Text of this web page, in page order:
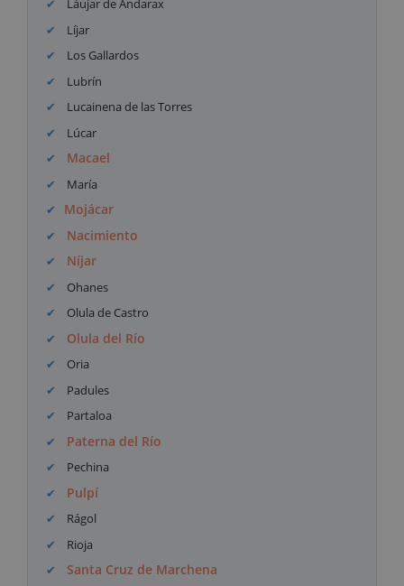
Láujar de Andarax
Líjar
Los Gallardos
Lubrín
Lucainena de las Torres
Lúcar
Macael
María
Mojácar
Nacimiento
Níjar
Ohanes
Olula de Castro
Olula del Río
Oria
Padules
Partaloa
Paterna del Río
Pechina
Pulpí
Rágol
Rioja
Santa Cruz de Marchena